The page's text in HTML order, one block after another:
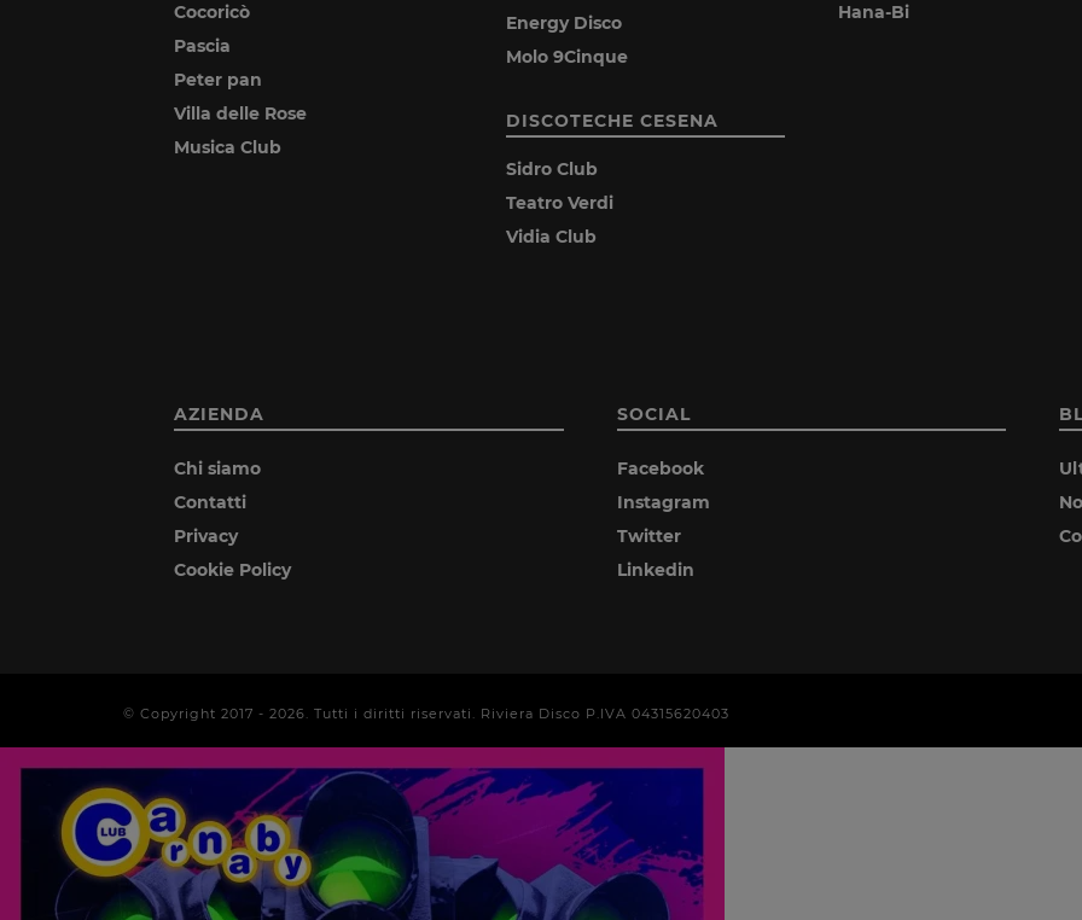
Cocoricò
Pascia
Peter pan
Villa delle Rose
Musica Club
Energy Disco
Molo 9Cinque
DISCOTECHE CESENA
Sidro Club
Teatro Verdi
Vidia Club
Hana-Bi
AZIENDA
Chi siamo
Contatti
Privacy
Cookie Policy
SOCIAL
Facebook
Instagram
Twitter
Linkedin
© Copyright 2017 - 2026. Tutti i diritti riservati. Riviera Disco P.IVA 04315620403